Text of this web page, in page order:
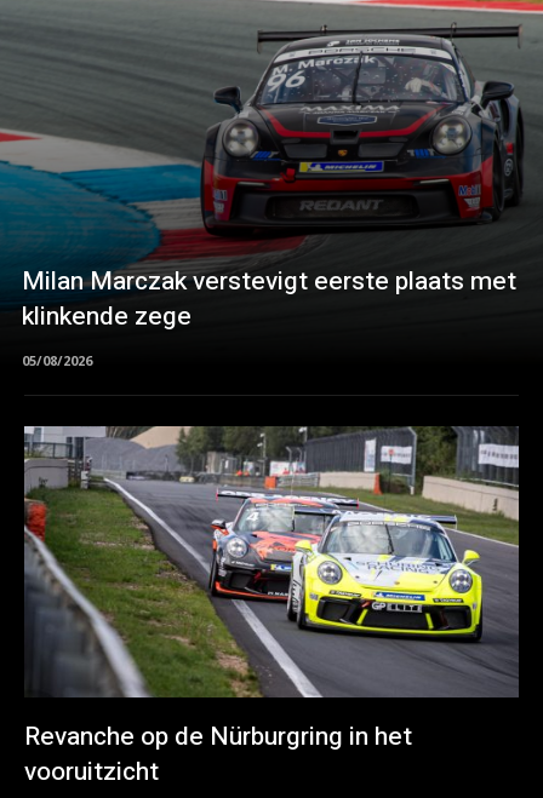
Milan Marczak verstevigt eerste plaats met
klinkende zege
05/08/2026
Revanche op de Nürburgring in het
vooruitzicht